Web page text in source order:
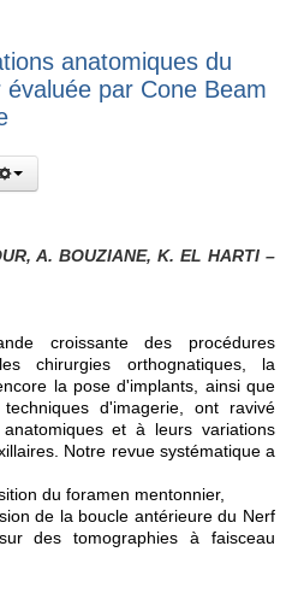
anatomiques du
par Cone Beam
A. BOUZIANE, K. EL HARTI –
croissante des procédures
chirurgies orthognatiques, la
la pose d'implants, ainsi que
d'imagerie, ont ravivé
et à leurs variations
Notre revue systématique a
du foramen mentonnier,
de la boucle antérieure du Nerf
des tomographies à faisceau